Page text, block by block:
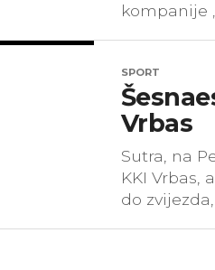
kompanije
SPORT
Vrbas
Sutra, na
KKI
do